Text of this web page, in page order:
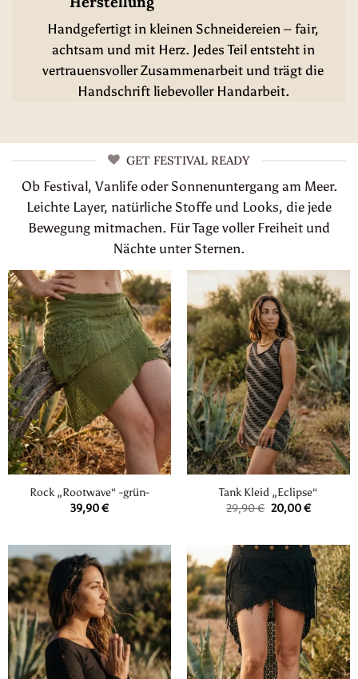
Handgefertigt in kleinen Schneidereien – fair,
achtsam und mit Herz. Jedes Teil entsteht in
vertrauensvoller Zusammenarbeit und trägt die
Handschrift liebevoller Handarbeit.
GET FESTIVAL READY
Ob Festival, Vanlife oder Sonnenuntergang am Meer.
Leichte Layer, natürliche Stoffe und Looks, die jede
Bewegung mitmachen. Für Tage voller Freiheit und
Nächte unter Sternen.
Rock „Rootwave“ -grün-
39,90€
Tank Kleid „Eclipse“
29,90€ Ursprünglicher
Preis
20,00€Aktueller